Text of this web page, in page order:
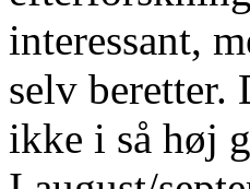
interessant,
selv
ikke i så høj